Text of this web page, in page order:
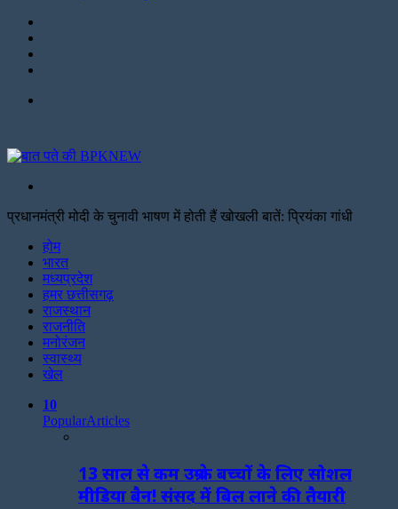
प्रधानमंत्री मोदी के चुनावी भाषण में होती हैं खोखली बातें: प्रियंका गांधी
होम
भारत
मध्यप्रदेश
हमर छत्तीसगढ़
राजस्थान
राजनीति
मनोरंजन
स्वास्थ्य
खेल
10
PopularArticles
13 साल से कम उम्र के बच्चों के लिए सोशल
मीडिया बैन! संसद में बिल लाने की तैयारी